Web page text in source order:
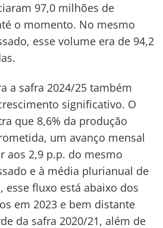
97,0 milhões de
o momento. No mesmo
esse volume era de 94,2
a safra 2024/25 também
significativo. O
que 8,6% da produção
um avanço mensal
aos 2,9 p.p. do mesmo
e à média plurianual de
esse fluxo está abaixo dos
em 2023 e bem distante
da safra 2020/21, além de